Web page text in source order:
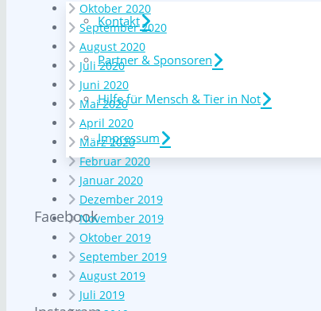
Kontakt
Partner & Sponsoren
Hilfe für Mensch & Tier in Not
Impressum
Facebook
Oktober 2020
September 2020
August 2020
Juli 2020
Juni 2020
Mai 2020
April 2020
März 2020
Februar 2020
Januar 2020
Dezember 2019
November 2019
Oktober 2019
September 2019
August 2019
Juli 2019